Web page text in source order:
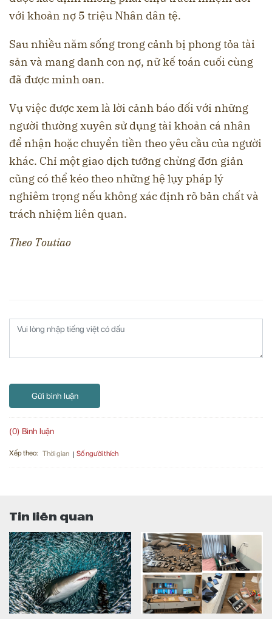
với khoản nợ 5 triệu Nhân dân tệ.
Sau nhiều năm sống trong cảnh bị phong tỏa tài
sản và mang danh con nợ, nữ kế toán cuối cùng
đã được minh oan.
Vụ việc được xem là lời cảnh báo đối với những
người thường xuyên sử dụng tài khoản cá nhân
để nhận hoặc chuyển tiền theo yêu cầu của người
khác. Chỉ một giao dịch tưởng chừng đơn giản
cũng có thể kéo theo những hệ lụy pháp lý
nghiêm trọng nếu không xác định rõ bản chất và
trách nhiệm liên quan.
Theo Toutiao
Gửi bình luận
(0) Bình luận
Xếp theo: Thời gian Số người thích
Tin liên quan